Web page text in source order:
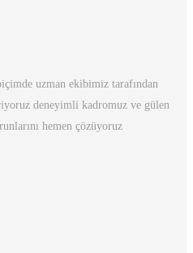
uzman ekibimiz tarafından
deneyimli kadromuz ve gülen
hemen çözüyoruz